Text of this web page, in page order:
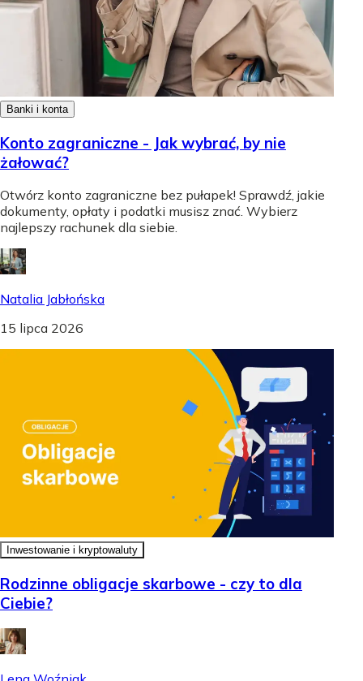
Banki i konta
Konto zagraniczne - Jak wybrać, by nie
żałować?
Otwórz konto zagraniczne bez pułapek! Sprawdź, jakie
dokumenty, opłaty i podatki musisz znać. Wybierz
najlepszy rachunek dla siebie.
Natalia Jabłońska
15 lipca 2026
Inwestowanie i kryptowaluty
Rodzinne obligacje skarbowe - czy to dla
Ciebie?